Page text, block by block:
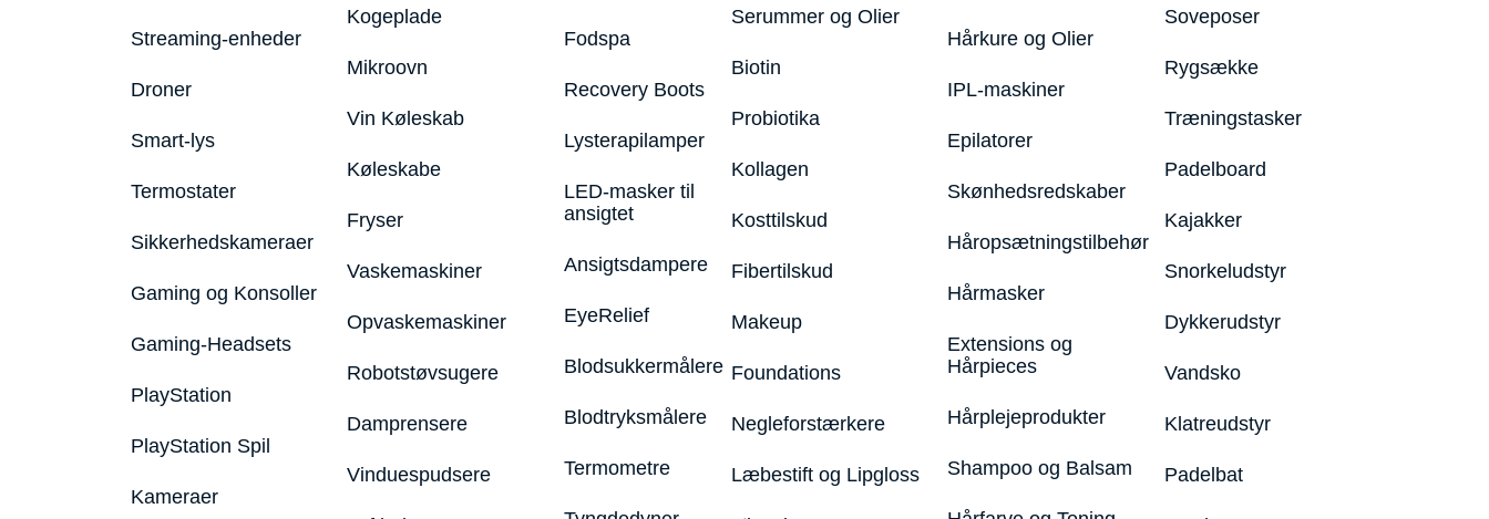
Streaming-enheder
Droner
Smart-lys
Termostater
Sikkerhedskameraer
Gaming og Konsoller
Gaming-Headsets
PlayStation
PlayStation Spil
Kameraer
Kogeplade
Mikroovn
Vin Køleskab
Køleskabe
Fryser
Vaskemaskiner
Opvaskemaskiner
Robotstøvsugere
Damprensere
Vinduespudsere
Fodspa
Recovery Boots
Lysterapilamper
LED-masker til
ansigtet
Ansigtsdampere
EyeRelief
Blodsukkermålere
Blodtryksmålere
Termometre
Serummer og Olier
Biotin
Probiotika
Kollagen
Kosttilskud
Fibertilskud
Makeup
Foundations
Negleforstærkere
Læbestift og Lipgloss
Hårkure og Olier
IPL-maskiner
Epilatorer
Skønhedsredskaber
Håropsætningstilbehør
Hårmasker
Extensions og
Hårpieces
Hårplejeprodukter
Shampoo og Balsam
Soveposer
Rygsække
Træningstasker
Padelboard
Kajakker
Snorkeludstyr
Dykkerudstyr
Vandsko
Klatreudstyr
Padelbat